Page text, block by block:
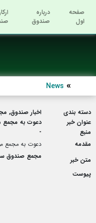
صفحه
اول
درباره
صندوق
News
دسته بندی
اخبار صندوق,
عنوان خبر
دعوت به مجمع مورخ 1404/06/30
منبع
-
مقدمه
دعوت به مجمع مورخ 1404/06/30
متن خبر
مجمع صندوق سرمایه
پیوست